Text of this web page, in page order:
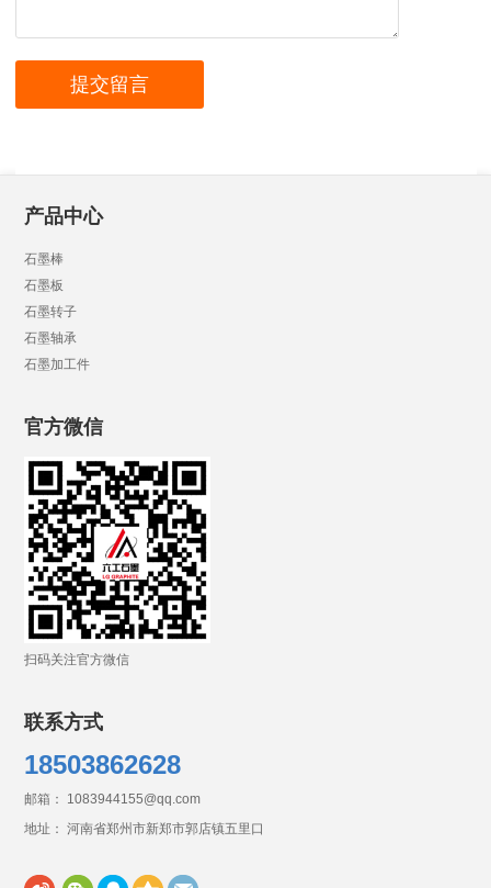
产品中心
石墨棒
石墨板
石墨转子
石墨轴承
石墨加工件
官方微信
扫码关注官方微信
联系方式
18503862628
邮箱： 1083944155@qq.com
地址： 河南省郑州市新郑市郭店镇五里口